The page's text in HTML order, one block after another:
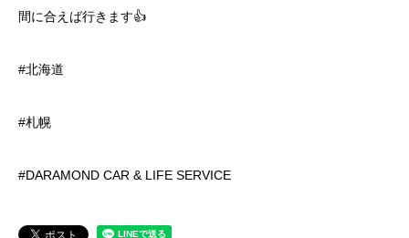
間に合えば行きます👍
#北海道
#札幌
#DARAMOND CAR & LIFE SERVICE